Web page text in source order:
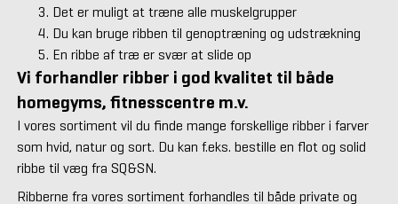
Det er muligt at træne alle muskelgrupper
Du kan bruge ribben til genoptræning og udstrækning
En ribbe af træ er svær at slide op
Vi forhandler ribber i god kvalitet til både
homegyms, fitnesscentre m.v.
I vores sortiment vil du finde mange forskellige ribber i farver
som hvid, natur og sort. Du kan f.eks. bestille en flot og solid
ribbe til væg fra SQ&SN.
Ribberne fra vores sortiment forhandles til både private og